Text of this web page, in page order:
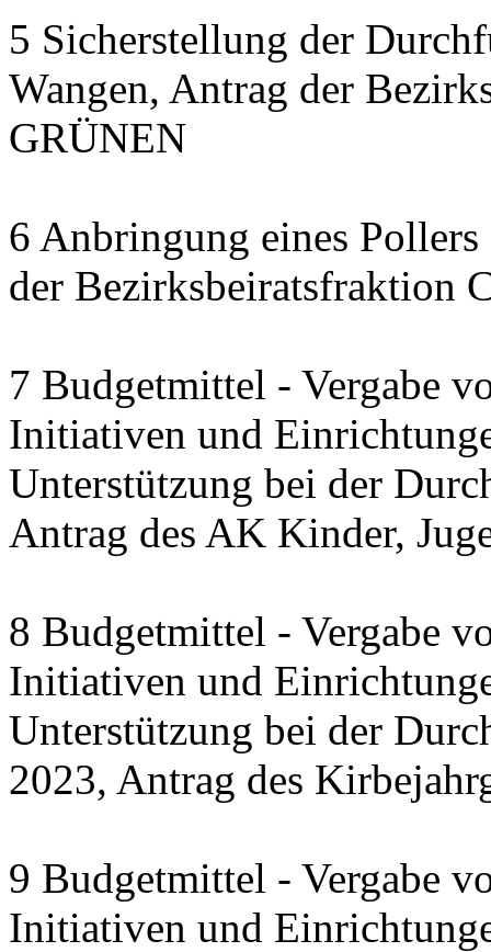
5 Sicherstellung der
Wangen, Antrag der
GRÜNEN
6 Anbringung eines
der Bezirksbeiratsfraktion
7 Budgetmittel - Vergabe
Initiativen und
Unterstützung bei der
Antrag des AK Kinder,
8 Budgetmittel - Vergabe
Initiativen und
Unterstützung bei der
2023, Antrag des
9 Budgetmittel - Vergabe
Initiativen und